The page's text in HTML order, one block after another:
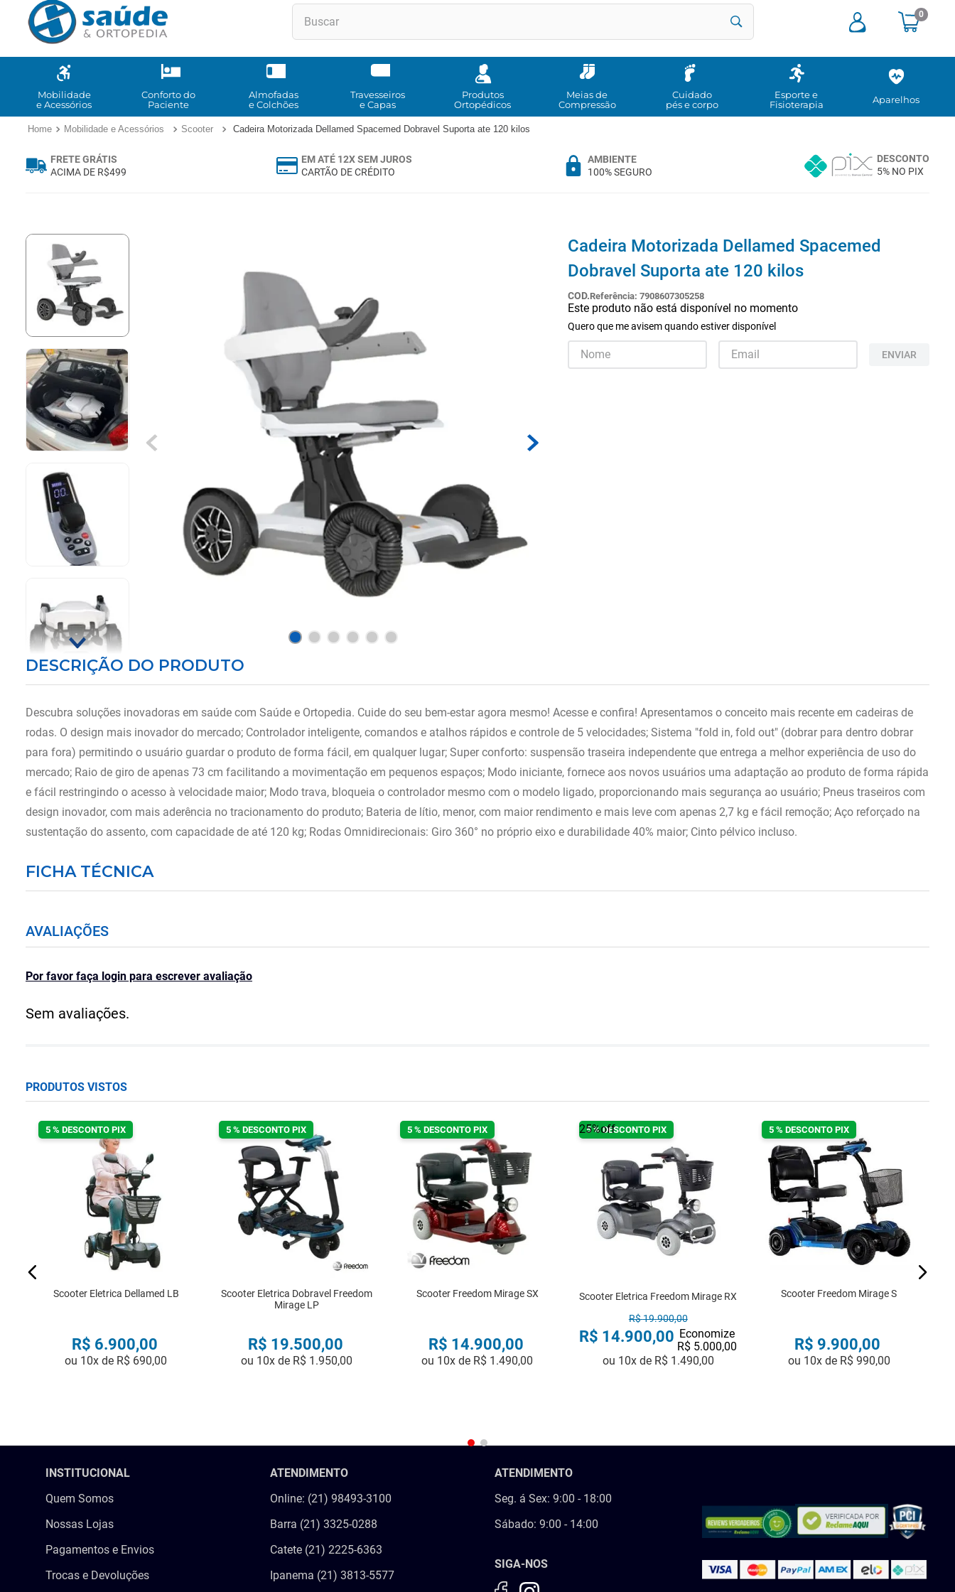
0
Mobilidade
e Acessórios
Conforto do
Paciente
Almofadas
e Colchões
Travesseiros
e Capas
Produtos
Ortopédicos
Meias de
Compressão
Cuidado
pés e corpo
Esporte e
Fisioterapia
Aparelhos
Mobilidade e Acessórios Scooter Cadeira Motorizada Dellamed Spacemed Dobravel Suporta ate 120 kilos
FRETE GRÁTIS
ACIMA DE R$499
EM ATÉ 12X SEM JUROS
CARTÃO DE CRÉDITO
AMBIENTE
100% SEGURO
DESCONTO
5% NO PIX
Cadeira Motorizada Dellamed Spacemed
Dobravel Suporta ate 120 kilos
Referência:7908607305258
Este produto não está disponível no momento
Quero que me avisem quando estiver disponível
ENVIAR
DESCRIÇÃO DO PRODUTO
Descubra soluções inovadoras em saúde com Saúde e Ortopedia. Cuide do seu bem-estar agora mesmo! Acesse e confira! Apresentamos o conceito mais recente em cadeiras de
rodas. O design mais inovador do mercado; Controlador inteligente, comandos e atalhos rápidos e controle de 5 velocidades; Sistema "fold in, fold out" (dobrar para dentro dobrar
para fora) permitindo o usuário guardar o produto de forma fácil, em qualquer lugar; Super conforto: suspensão traseira independente que entrega a melhor experiência de uso do
mercado; Raio de giro de apenas 73 cm facilitando a movimentação em pequenos espaços; Modo iniciante, fornece aos novos usuários uma adaptação ao produto de forma rápida
e fácil restringindo o acesso à velocidade maior; Modo trava, bloqueia o controlador mesmo com o modelo ligado, proporcionando mais segurança ao usuário; Pneus traseiros com
design inovador, com mais aderência no tracionamento do produto; Bateria de lítio, menor, com maior rendimento e mais leve com apenas 2,7 kg e fácil remoção; Aço reforçado na
sustentação do assento, com capacidade de até 120 kg; Rodas Omnidirecionais: Giro 360° no próprio eixo e durabilidade 40% maior; Cinto pélvico incluso.
FICHA TÉCNICA
AVALIAÇÕES
Por favor faça login para escrever avaliação
Sem avaliações.
PRODUTOS VISTOS
5 % DESCONTO PIX
Scooter Eletrica Dellamed LB
R$ 6.900,00
ou 10x de R$ 690,00
5 % DESCONTO PIX
Scooter Eletrica Dobravel Freedom
Mirage LP
R$ 19.500,00
ou 10x de R$ 1 .950,00
5 % DESCONTO PIX
Scooter Freedom Mirage SX
R$ 14.900,00
ou 10x de R$ 1 .490,00
5 % DESCONTO PIX
25%off
Scooter Eletrica Freedom Mirage RX
R$19.900,00
R$ 14.900,00 Economize
R$ 5.000,00
ou 10x de R$ 1 .490,00
5 % DESCONTO PIX
Scooter Freedom Mirage S
R$ 9.900,00
ou 10x de R$ 990,00
INSTITUCIONAL
Quem Somos
Nossas Lojas
Pagamentos e Envios
Trocas e Devoluções
ATENDIMENTO
Online: (21) 98493-3100
Barra (21) 3325-0288
Catete (21) 2225-6363
Ipanema (21) 3813-5577
ATENDIMENTO
Seg. á Sex: 9:00 - 18:00
Sábado: 9:00 - 14:00
SIGA-NOS
TERMOS MAIS BUSCADOS
andadores
meia compressao
3º
cadeira rodas
5º
andador